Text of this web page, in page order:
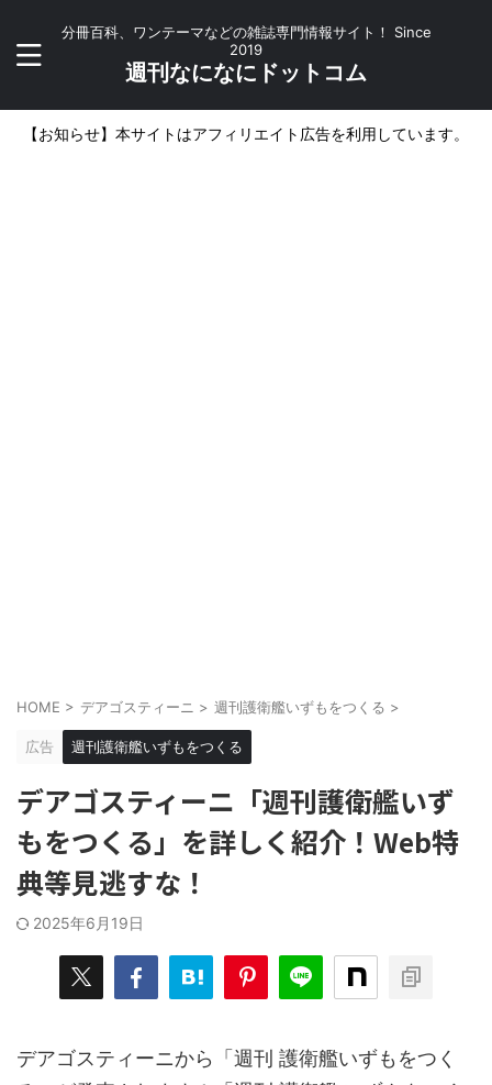
分冊百科、ワンテーマなどの雑誌専門情報サイト！ Since
2019
週刊なになにドットコム
【お知らせ】本サイトはアフィリエイト広告を利用しています。
HOME > デアゴスティーニ > 週刊護衛艦いずもをつくる >
広告 週刊護衛艦いずもをつくる
デアゴスティーニ「週刊護衛艦いず
もをつくる」を詳しく紹介！Web特
典等見逃すな！
2025年6月19日
デアゴスティーニから「週刊 護衛艦いずもをつく